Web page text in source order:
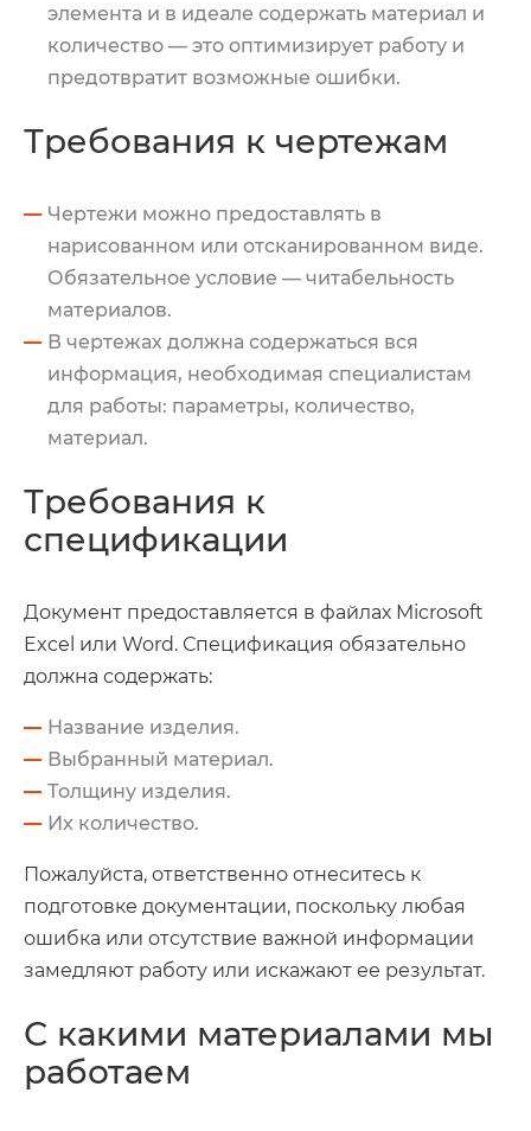
элемента и в идеале содержать материал и
количество — это оптимизирует работу и
предотвратит возможные ошибки.
Требования к чертежам
Чертежи можно предоставлять в
нарисованном или отсканированном виде.
Обязательное условие — читабельность
материалов.
В чертежах должна содержаться вся
информация, необходимая специалистам
для работы: параметры, количество,
материал.
Требования к
спецификации
Документ предоставляется в файлах Microsoft
Excel или Word. Спецификация обязательно
должна содержать:
Название изделия.
Выбранный материал.
Толщину изделия.
Их количество.
Пожалуйста, ответственно отнеситесь к
подготовке документации, поскольку любая
ошибка или отсутствие важной информации
замедляют работу или искажают ее результат.
С какими материалами мы
работаем